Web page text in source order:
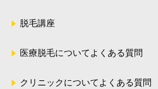
脱毛講座
医療脱毛についてよくある質問
クリニックについてよくある質問